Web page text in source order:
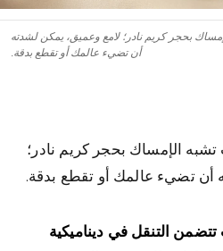
بحجر كريم نادر؛ لامع وعميق، يمكن لشدته
أن تضيء عالمك أو تقطع بدقة.
الإمساك بحجر كريم نادر؛
أن تضيء عالمك أو تقطع بدقة.
التنقل في ديناميكية